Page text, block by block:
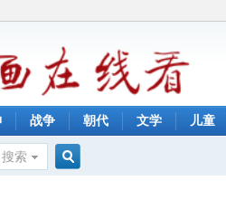
战争 朝代 文学 儿童
搜索